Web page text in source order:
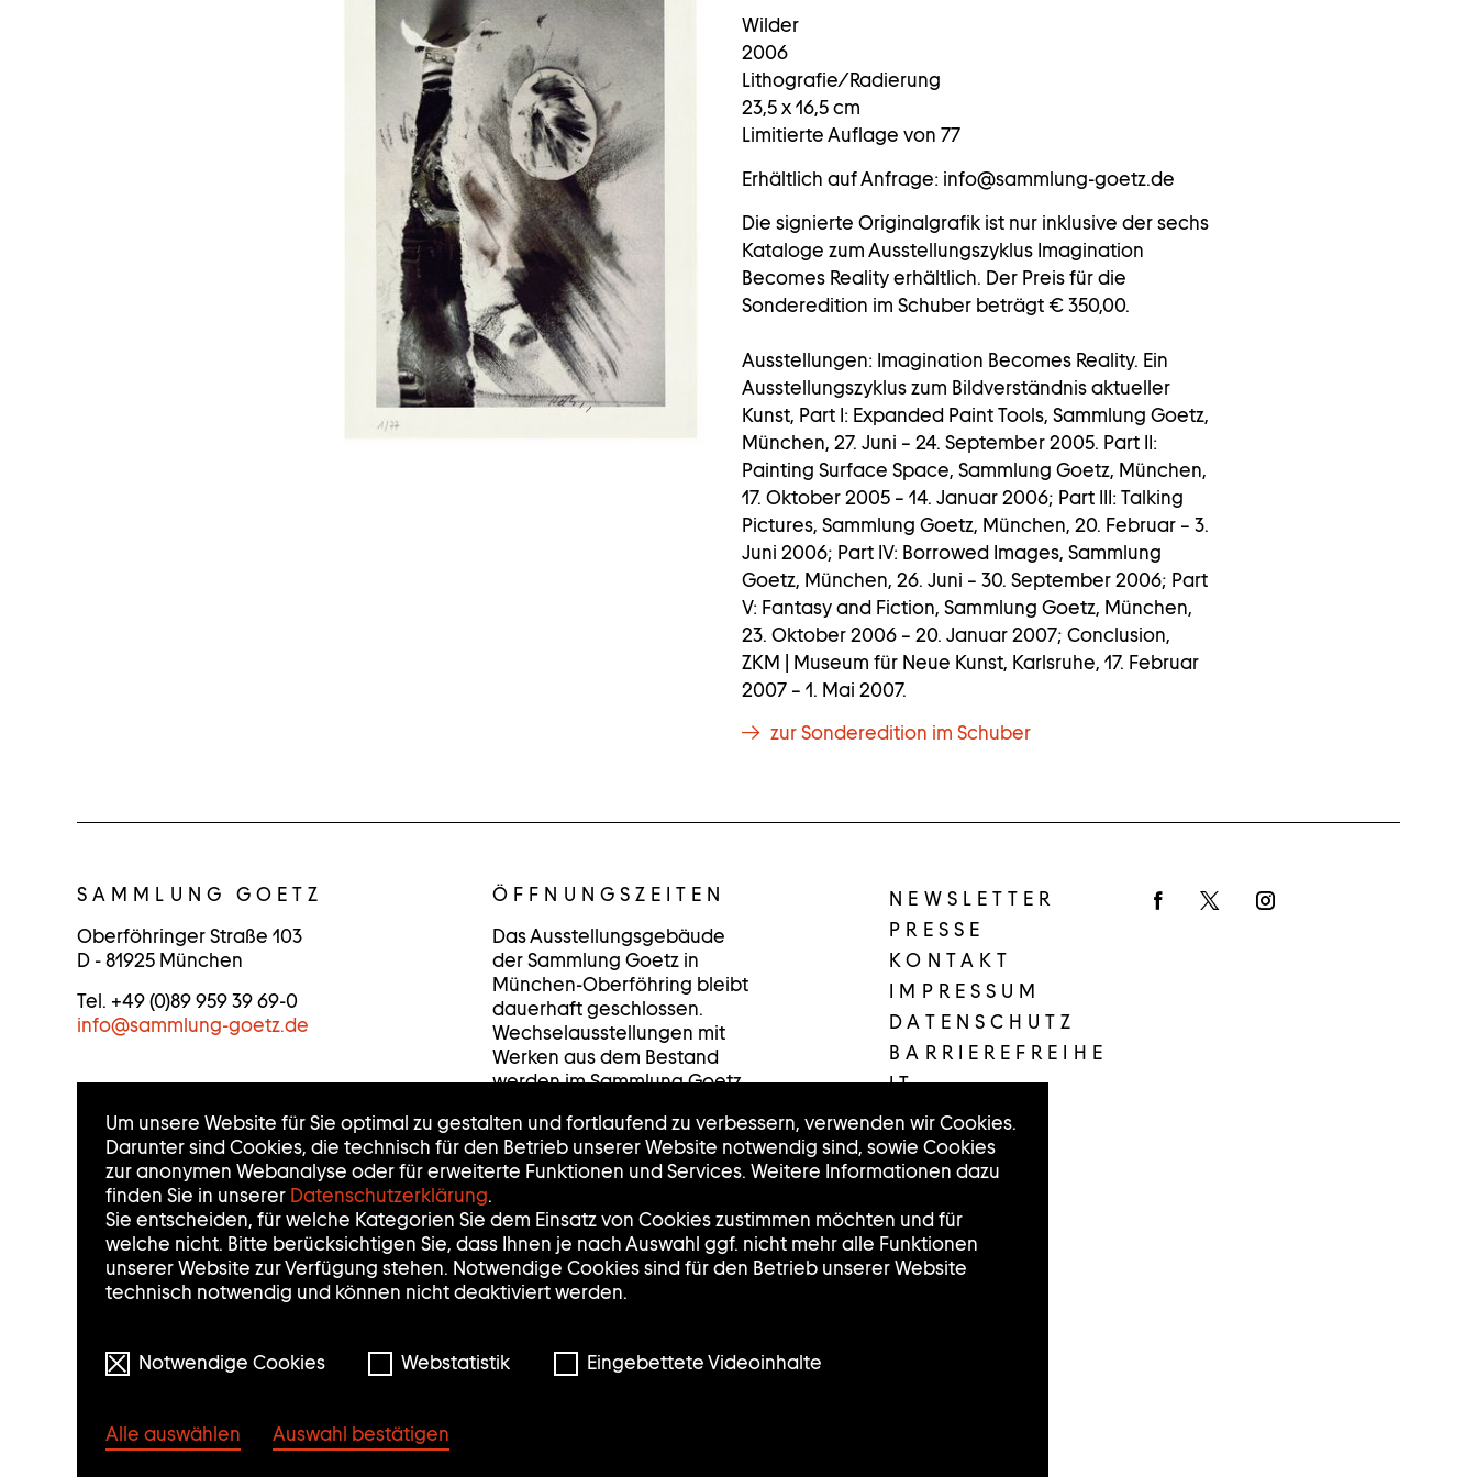
Wilder
2006
Lithografie/Radierung
23,5 x 16,5 cm
Limitierte Auflage von 77
Erhältlich auf Anfrage: info@sammlung-goetz.de
Die signierte Originalgrafik ist nur inklusive der sechs
Kataloge zum Ausstellungszyklus Imagination
Becomes Reality erhältlich. Der Preis für die
Sonderedition im Schuber beträgt € 350,00.
Ausstellungen: Imagination Becomes Reality. Ein
Ausstellungszyklus zum Bildverständnis aktueller
Kunst, Part I: Expanded Paint Tools, Sammlung Goetz,
München, 27. Juni – 24. September 2005. Part II:
Painting Surface Space, Sammlung Goetz, München,
17. Oktober 2005 – 14. Januar 2006; Part III: Talking
Pictures, Sammlung Goetz, München, 20. Februar – 3.
Juni 2006; Part IV: Borrowed Images, Sammlung
Goetz, München, 26. Juni – 30. September 2006; Part
V: Fantasy and Fiction, Sammlung Goetz, München,
23. Oktober 2006 – 20. Januar 2007; Conclusion,
ZKM | Museum für Neue Kunst, Karlsruhe, 17. Februar
2007 – 1. Mai 2007.
zur Sonderedition im Schuber
O
N
T
A
N
F
O
M
A
T
SAMMLUNG GOETZ
Oberföhringer Straße 103
D - 81925 München
Tel. +49 (0)89 959 39 69-0
info@sammlung-goetz.de
ÖFFNUNGSZEITEN
Das Ausstellungsgebäude
der Sammlung Goetz in
München-Oberföhring bleibt
dauerhaft geschlossen.
Wechselausstellungen mit
Werken aus dem Bestand
werden im Sammlung Goetz
Münchner Innenstadt
präsentiert.
Freitag: 12:00 – 18:00 Uhr
Donnerstag: 14:00 – 20:00
Uhr
Samstag: 11:00 – 17:00 Uhr
/Schaufenster
NEWSLETTER
PRESSE
KONTAKT
IMPRESSUM
DATENSCHUTZ
BARRIEREFREIHE
IT
FacebookTwitterInstagram
Um unsere Website für Sie optimal zu gestalten und fortlaufend zu verbessern, verwenden wir Cookies.
Darunter sind Cookies, die technisch für den Betrieb unserer Website notwendig sind, sowie Cookies
zur anonymen Webanalyse oder für erweiterte Funktionen und Services. Weitere Informationen dazu
finden Sie in unserer Datenschutzerklärung.
Sie entscheiden, für welche Kategorien Sie dem Einsatz von Cookies zustimmen möchten und für
welche nicht. Bitte berücksichtigen Sie, dass Ihnen je nach Auswahl ggf. nicht mehr alle Funktionen
unserer Website zur Verfügung stehen. Notwendige Cookies sind für den Betrieb unserer Website
technisch notwendig und können nicht deaktiviert werden.
Notwendige Cookies Webstatistik Eingebettete Videoinhalte
Alle auswählen Auswahl bestätigen